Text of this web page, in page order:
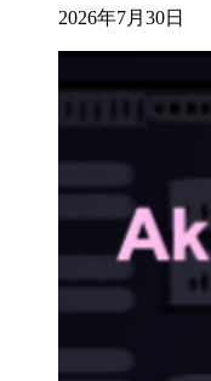
2026年7月30日